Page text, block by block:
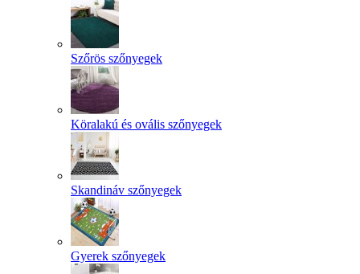
Szőrös szőnyegek
Köralakú és ovális szőnyegek
Skandináv szőnyegek
Gyerek szőnyegek